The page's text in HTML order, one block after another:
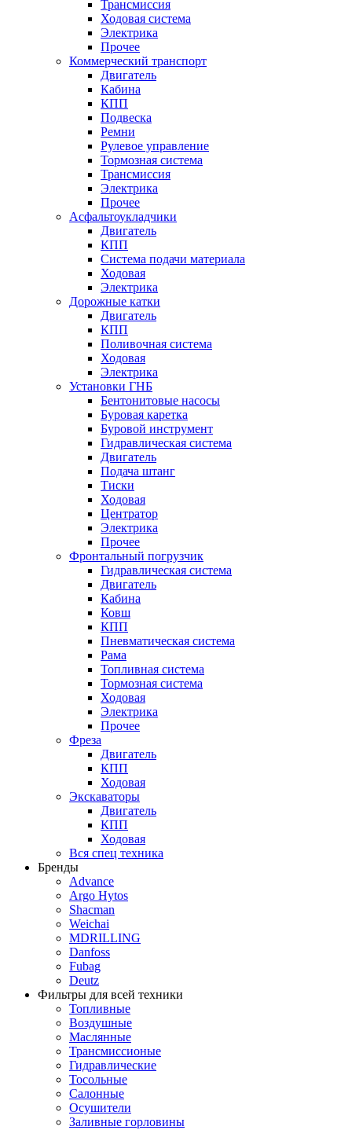
Трансмиссия
Ходовая система
Электрика
Прочее
Коммерческий транспорт
Двигатель
Кабина
КПП
Подвеска
Ремни
Рулевое управление
Тормозная система
Трансмиссия
Электрика
Прочее
Асфальтоукладчики
Двигатель
КПП
Система подачи материала
Ходовая
Электрика
Дорожные катки
Двигатель
КПП
Поливочная система
Ходовая
Электрика
Установки ГНБ
Бентонитовые насосы
Буровая каретка
Буровой инструмент
Гидравлическая система
Двигатель
Подача штанг
Тиски
Ходовая
Центратор
Электрика
Прочее
Фронтальный погрузчик
Гидравлическая система
Двигатель
Кабина
Ковш
КПП
Пневматическая система
Рама
Топливная система
Тормозная система
Ходовая
Электрика
Прочее
Фреза
Двигатель
КПП
Ходовая
Экскаваторы
Двигатель
КПП
Ходовая
Вся спец техника
Бренды
Advance
Argo Hytos
Shacman
Weichai
MDRILLING
Danfoss
Fubag
Deutz
Фильтры для всей техники
Топливные
Воздушные
Маслянные
Трансмиссионые
Гидравлические
Тосольные
Салонные
Осушители
Заливные горловины